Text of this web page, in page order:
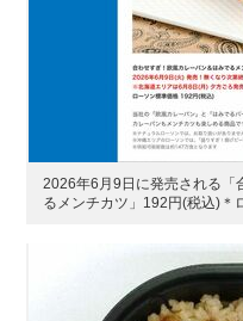
2026年6月9日に発売される「
るメンチカツ」192円(税込)＊